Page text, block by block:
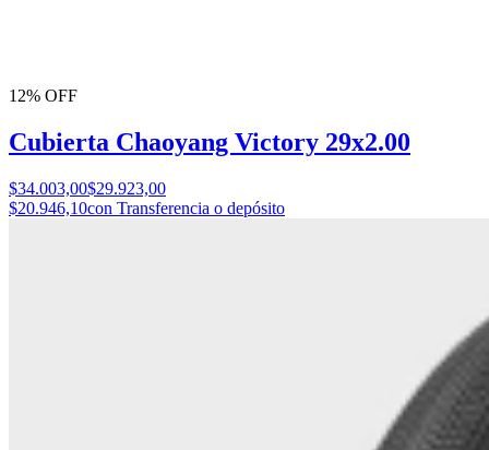
12% OFF
Cubierta Chaoyang Victory 29x2.00
$34.003,00$29.923,00
$20.946,10con Transferencia o depósito